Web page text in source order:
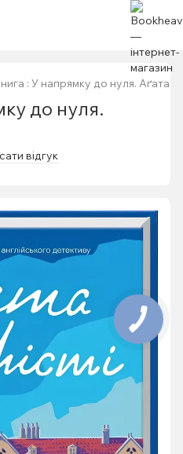
: У напрямку до нуля. Аґата
до нуля.
відгук